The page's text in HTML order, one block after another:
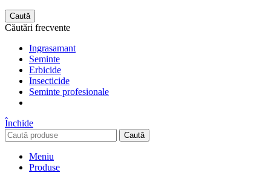
Caută
Căutări frecvente
Ingrasamant
Seminte
Erbicide
Insecticide
Seminte profesionale
Închide
Caută
Meniu
Produse